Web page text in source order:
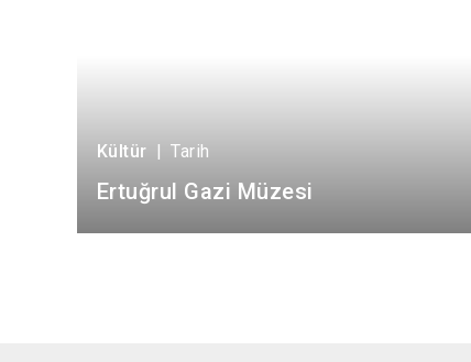
Kültür | Tarih
Ertuğrul Gazi Müzesi